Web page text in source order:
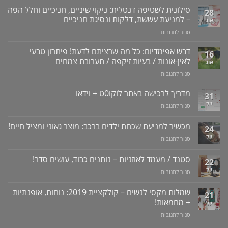
28
אוג
סילונית לשטיפה דנטלית: ניקוי שיניים, חניכיים וחלל הפה
– למניעת עששת, דלקות ונסיגת חניכיים
סגור לתגובות
לשטיפה
דנטלית:
ניקוי
שיניים,
וחלל
–
עששת,
16
אוג
דבש אפימדיום: כל מה שרציתם לדעת! פיתרון טבעי
לאין-אונות / בעיות זיקפה / תערובת צמחים
סגור לתגובות
אפימדיום:
מה
לדעת!
טבעי
/
תערובת
צמחים
31
יול
מדריך לרכישה באתר לוקו0ט + וידאו
סגור לתגובות
לרכישה
באתר
וידאו
24
יול
מכשיר למניעת שכחת ילדים ברכב: מוצר גאוני ומציל חיים!
סגור לתגובות
למניעת
שכחת
ילדים
מוצר
גאוני
ומציל
חיים!
22
יול
סטנד / מעמד לאוזניות – נותנים כבוד, עושים סדר!
סגור לתגובות
/
מעמד
לאוזניות
–
21
יול
שמלות מקסי לנשים – קולקציית 2019: נוחות, אופנתיות
+ מחמאות!
סגור לתגובות